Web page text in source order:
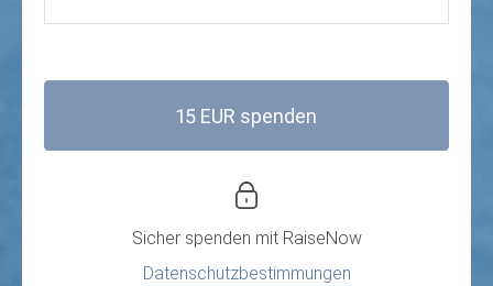
15 EUR spenden
Sicher spenden mit RaiseNow
Datenschutzbestimmungen